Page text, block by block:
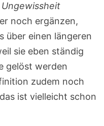
noch ergänzen,
über einen längeren
sie eben ständig
gelöst werden
zudem noch
ist vielleicht schon